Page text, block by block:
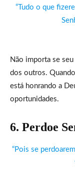
“Tudo o que
Não importa se
dos outros.
está honrando a
oportunidades.
6. Perdoe
“Pois se